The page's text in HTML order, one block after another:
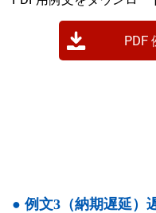
PDF
● 例文3（納期遅延）